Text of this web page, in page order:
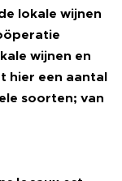
lokale wijnen
wijnen en
hier een aantal
soorten; van